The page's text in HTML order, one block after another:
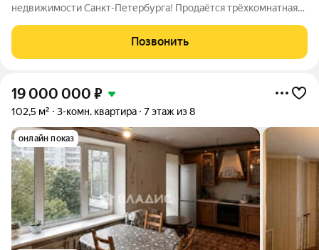
недвижимости Санкт-Петербурга! Продаётся трёхкомнатная
78к2. Квартира расположена на седьмом этаже
девятиэтажного панельного дома 1972 года
Позвонить
19 000 000 ₽
102,5 м² 3-комн. квартира 7 этаж из 8
онлайн показ